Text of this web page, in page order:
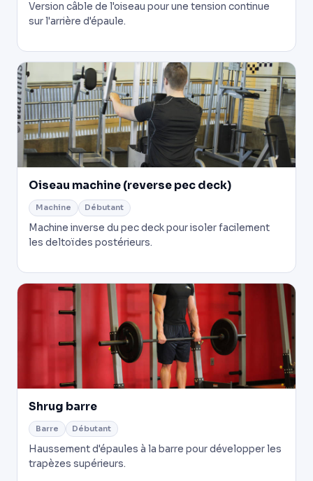
Version câble de l'oiseau pour une tension continue
sur l'arrière d'épaule.
Oiseau machine (reverse pec deck)
Machine Débutant
Machine inverse du pec deck pour isoler facilement
les deltoïdes postérieurs.
Shrug barre
Barre Débutant
Haussement d'épaules à la barre pour développer les
trapèzes supérieurs.